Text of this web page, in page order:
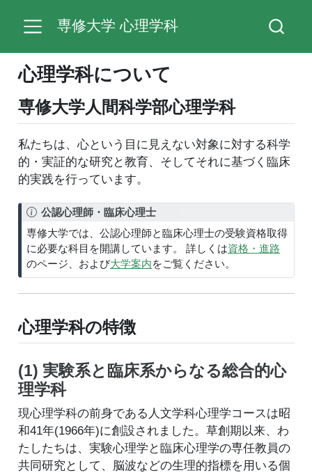
専修大学 心理学科
心理学科について
専修大学人間科学部心理学科
私たちは、心という目に見えない対象に対する科学
的・実証的な研究と教育、そしてそれに基づく臨床
的実践を行っています。
ノ
ー
ト
公認心理師・臨床心理士
専修大学では、公認心理師と臨床心理士の受験資格取得
に必要な科目を開講しています。 詳しくは資格・進路
のページ、および大学案内をご覧ください。
心理学科の特徴
(1) 実験系と臨床系からなる総合的心
理学科
現心理学科の前身である人文学科心理学コースは昭
和41年(1966年)に創設されました。草創期以来、わ
たしたちは、実験心理学と臨床心理学の専任教員の
共同研究として、脳波などの生理的指標を用いる個